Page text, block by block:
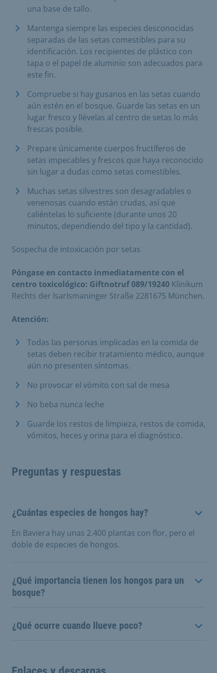
una base de tallo.
Mantenga siempre las especies desconocidas
separadas de las setas comestibles para su
identificación. Los recipientes de plástico con
tapa o el papel de aluminio son adecuados para
este fin.
Compruebe si hay gusanos en las setas cuando
aún estén en el bosque. Guarde las setas en un
lugar fresco y llévelas al centro de setas lo más
frescas posible.
Prepare únicamente cuerpos fructíferos de
setas impecables y frescos que haya reconocido
sin lugar a dudas como setas comestibles.
Muchas setas silvestres son desagradables o
venenosas cuando están crudas, así que
caliéntelas lo suficiente (durante unos 20
minutos, dependiendo del tipo y la cantidad).
Sospecha de intoxicación por setas
Póngase en contacto inmediatamente con el
centro toxicológico: Giftnotruf 089/19240 Klinikum
Rechts der IsarIsmaninger Straße 2281675 München.
Atención:
Todas las personas implicadas en la comida de
setas deben recibir tratamiento médico, aunque
aún no presenten síntomas.
No provocar el vómito con sal de mesa
No beba nunca leche
Guarde los restos de limpieza, restos de comida,
vómitos, heces y orina para el diagnóstico.
Preguntas y respuestas
¿Cuántas especies de hongos hay?
En Baviera hay unas 2.400 plantas con flor, pero el
doble de especies de hongos.
¿Qué importancia tienen los hongos para un
bosque?
¿Qué ocurre cuando llueve poco?